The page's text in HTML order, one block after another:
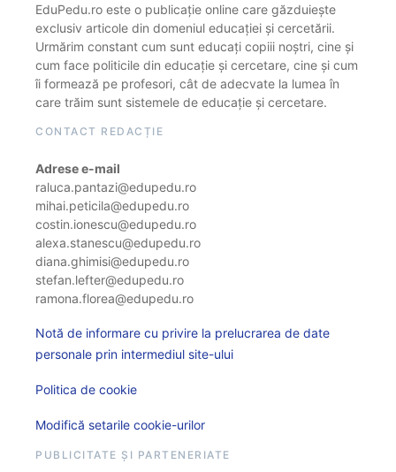
EduPedu.ro este o publicație online care găzduiește
exclusiv articole din domeniul educației și cercetării.
Urmărim constant cum sunt educați copiii noștri, cine și
cum face politicile din educație și cercetare, cine și cum
îi formează pe profesori, cât de adecvate la lumea în
care trăim sunt sistemele de educație și cercetare.
CONTACT REDACȚIE
Adrese e-mail
raluca.pantazi@edupedu.ro
mihai.peticila@edupedu.ro
costin.ionescu@edupedu.ro
alexa.stanescu@edupedu.ro
diana.ghimisi@edupedu.ro
stefan.lefter@edupedu.ro
ramona.florea@edupedu.ro
Notă de informare cu privire la prelucrarea de date
personale prin intermediul site-ului
Politica de cookie
Modifică setarile cookie-urilor
PUBLICITATE ȘI PARTENERIATE